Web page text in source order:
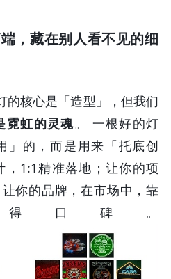
，藏在别人看不见的细
的核心是「造型」，但我们
霓虹的灵魂。 一根好的灯
」的，而是用来「托底创
1:1精准落地；让你的项
你的品牌，在市场中，靠
口碑。